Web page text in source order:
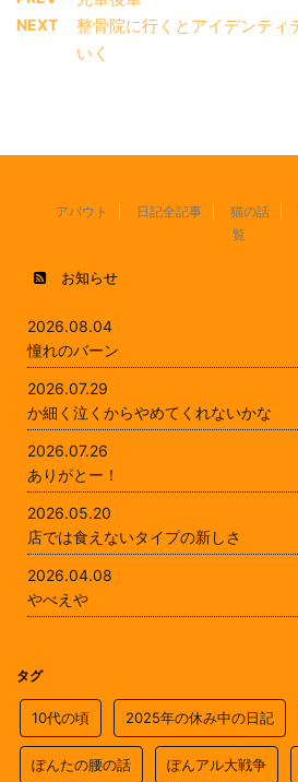
NEXT
整骨院に行くとアイデンティ
いく
アバウト 日記全記事 猫の話
覧
お知らせ
2026.08.04
憧れのバーン
2026.07.29
か細く泣くからやめてくれないかな
2026.07.26
ありがとー！
2026.05.20
店では食えないタイプの新しさ
2026.04.08
やべえや
タグ
10代の頃 2025年の休み中の日記
ぽんたの腰の話 ぽんアル大戦争